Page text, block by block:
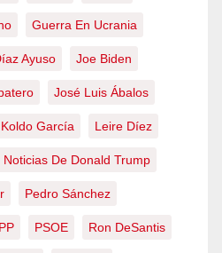
Guerra En Ucrania
Ayuso Joe Biden
José Luis Ábalos
Koldo García Leire Díez
Noticias De Donald Trump
Pedro Sánchez
PP PSOE Ron DeSantis